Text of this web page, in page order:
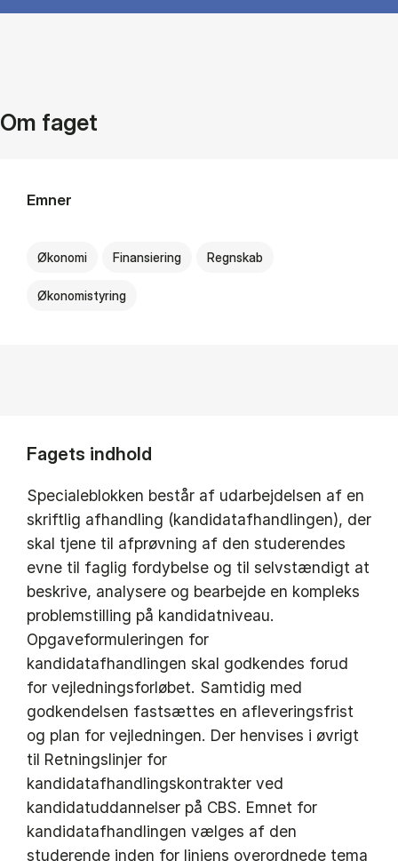
Om faget
Emner
Økonomi Finansiering Regnskab
Økonomistyring
Fagets indhold
Specialeblokken består af udarbejdelsen af en
skriftlig afhandling (kandidatafhandlingen), der
skal tjene til afprøvning af den studerendes
evne til faglig fordybelse og til selvstændigt at
beskrive, analysere og bearbejde en kompleks
problemstilling på kandidatniveau.
Opgaveformuleringen for
kandidatafhandlingen skal godkendes forud
for vejledningsforløbet. Samtidig med
godkendelsen fastsættes en afleveringsfrist
og plan for vejledningen. Der henvises i øvrigt
til Retningslinjer for
kandidatafhandlingskontrakter ved
kandidatuddannelser på CBS. Emnet for
kandidatafhandlingen vælges af den
studerende inden for linjens overordnede tema